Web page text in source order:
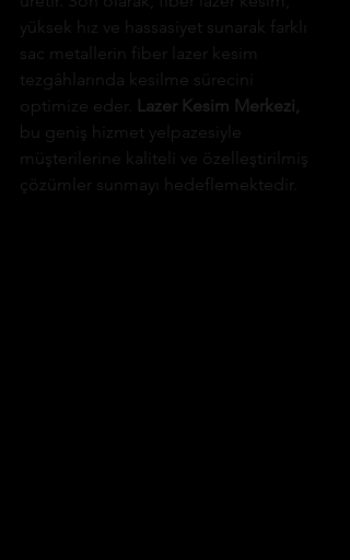
yüksek hız ve hassasiyet sunarak farklı
sac metallerin fiber lazer kesim
tezgâhlarında kesilme sürecini
optimize eder. Lazer Kesim Merkezi,
bu geniş hizmet yelpazesiyle
müşterilerine kaliteli ve özelleştirilmiş
çözümler sunmayı hedeflemektedir.